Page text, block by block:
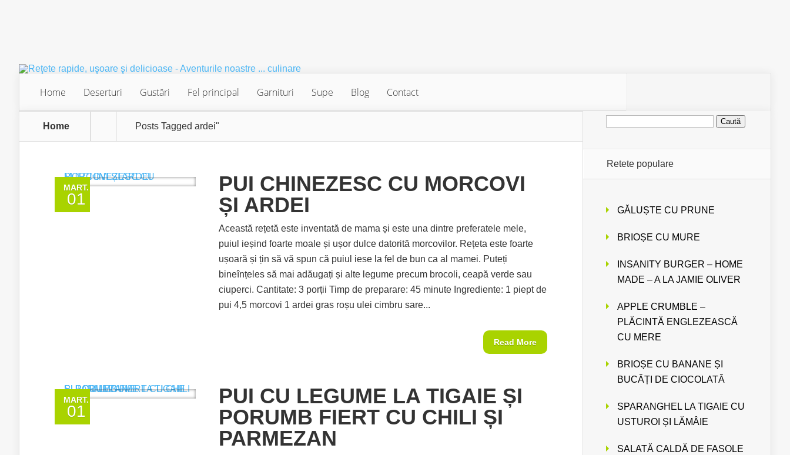
Home Deserturi Gustări Fel principal Garnituri Supe Blog Contact
Home Posts Tagged ardei"
MART.
01
PUI CHINEZESC CU MORCOVI
ȘI ARDEI
Această rețetă este inventată de mama și este una dintre preferatele mele,
puiul ieșind foarte moale și ușor dulce datorită morcovilor. Rețeta este foarte
ușoară și țin să vă spun că puiul iese la fel de bun ca al mamei. Puteți
bineînțeles să mai adăugați și alte legume precum brocoli, ceapă verde sau
ciuperci. Cantitate: 3 porții Timp de preparare: 45 minute Ingrediente: 1 piept de
pui 4,5 morcovi 1 ardei gras roșu ulei cimbru sare...
Read More
MART.
01
PUI CU LEGUME LA TIGAIE ȘI
PORUMB FIERT CU CHILI ȘI
PARMEZAN
Caută
Retete populare
GĂLUȘTE CU PRUNE
BRIOȘE CU MURE
INSANITY BURGER – HOME
MADE – A LA JAMIE OLIVER
APPLE CRUMBLE –
PLĂCINTĂ ENGLEZEASCĂ
CU MERE
BRIOȘE CU BANANE ȘI
BUCĂȚI DE CIOCOLATĂ
SPARANGHEL LA TIGAIE CU
USTUROI ȘI LĂMÂIE
SALATĂ CALDĂ DE FASOLE